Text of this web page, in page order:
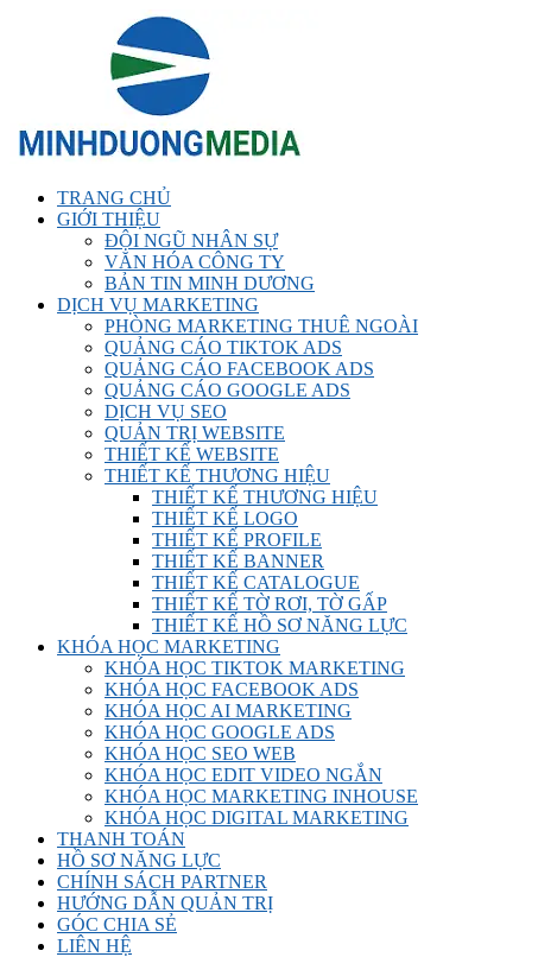
TRANG CHỦ
GIỚI THIỆU
ĐỘI NGŨ NHÂN SỰ
VĂN HÓA CÔNG TY
BẢN TIN MINH DƯƠNG
DỊCH VỤ MARKETING
PHÒNG MARKETING THUÊ NGOÀI
QUẢNG CÁO TIKTOK ADS
QUẢNG CÁO FACEBOOK ADS
QUẢNG CÁO GOOGLE ADS
DỊCH VỤ SEO
QUẢN TRỊ WEBSITE
THIẾT KẾ WEBSITE
THIẾT KẾ THƯƠNG HIỆU
THIẾT KẾ THƯƠNG HIỆU
THIẾT KẾ LOGO
THIẾT KẾ PROFILE
THIẾT KẾ BANNER
THIẾT KẾ CATALOGUE
THIẾT KẾ TỜ RƠI, TỜ GẤP
THIẾT KẾ HỒ SƠ NĂNG LỰC
KHÓA HỌC MARKETING
KHÓA HỌC TIKTOK MARKETING
KHÓA HỌC FACEBOOK ADS
KHÓA HỌC AI MARKETING
KHÓA HỌC GOOGLE ADS
KHÓA HỌC SEO WEB
KHÓA HỌC EDIT VIDEO NGẮN
KHÓA HỌC MARKETING INHOUSE
KHÓA HỌC DIGITAL MARKETING
THANH TOÁN
HỒ SƠ NĂNG LỰC
CHÍNH SÁCH PARTNER
HƯỚNG DẪN QUẢN TRỊ
GÓC CHIA SẺ
LIÊN HỆ